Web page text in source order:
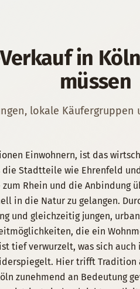
in Köln
müssen
lokale
Einwohnern, ist das
die Stadtteile wie Ehrenfeld
Rhein und die Anbindung
in die Natur zu gelangen.
und gleichzeitig jungen,
die ein
tief verwurzelt, was sich auch
Hier trifft Tradition
zunehmend an Bedeutung